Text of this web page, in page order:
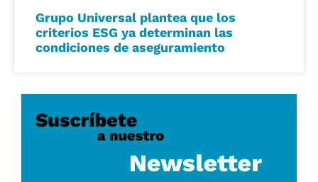
Grupo Universal plantea que los
criterios ESG ya determinan las
condiciones de aseguramiento